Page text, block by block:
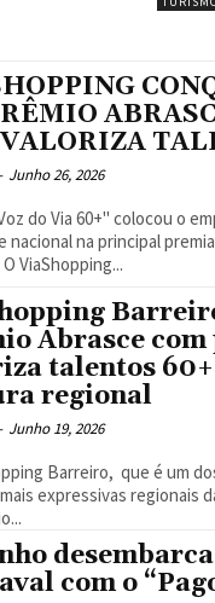
- Junho 26, 2026
do Via 60+" colocou o
nacional na principal
do Brasil O ViaShopping...
Abrasce
talentos
regional
- Junho 19, 2026
Barreiro, que é um
expressivas regionais
com o